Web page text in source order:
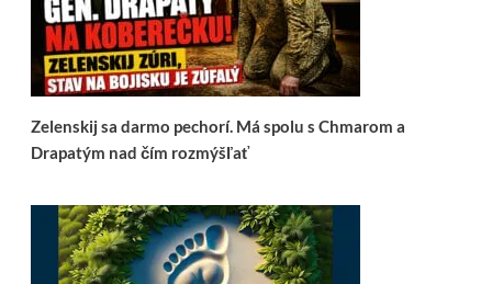
Zelenskij sa darmo pechorí. Má spolu s Chmarom a
Drapatým nad čím rozmýšľať